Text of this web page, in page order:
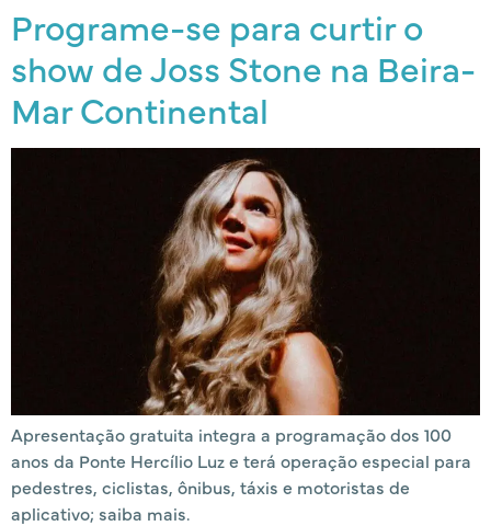
Programe-se para curtir o
show de Joss Stone na Beira-
Mar Continental
Apresentação gratuita integra a programação dos 100
anos da Ponte Hercílio Luz e terá operação especial para
pedestres, ciclistas, ônibus, táxis e motoristas de
aplicativo; saiba mais.